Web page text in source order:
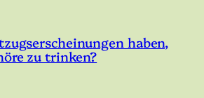
haben,
zu trinken?